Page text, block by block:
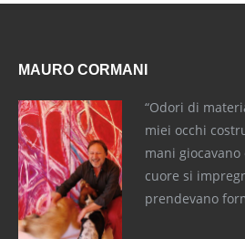
MAURO CORMANI
“Odori di
miei occhi
mani
cuore si
prendevano